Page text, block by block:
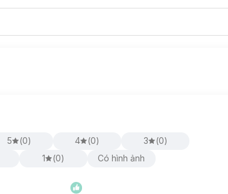
5 (0) 4 (0) 3 (0)
1 (0) Có hình ảnh